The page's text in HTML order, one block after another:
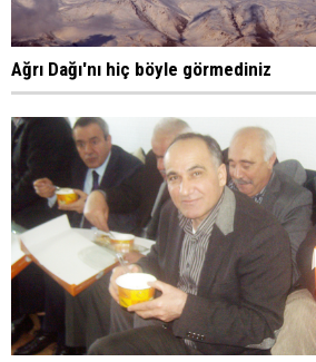
Ağrı Dağı'nı hiç böyle görmediniz